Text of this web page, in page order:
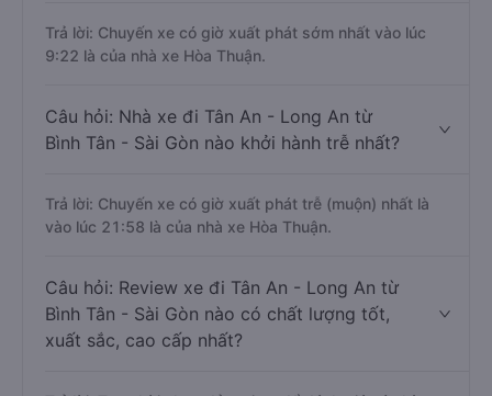
Trả lời: Chuyến xe có giờ xuất phát sớm nhất vào lúc
9:22 là của nhà xe Hòa Thuận.
Câu hỏi: Nhà xe đi Tân An - Long An từ
Bình Tân - Sài Gòn nào khởi hành trễ nhất?
Trả lời: Chuyến xe có giờ xuất phát trễ (muộn) nhất là
vào lúc 21:58 là của nhà xe Hòa Thuận.
Câu hỏi: Review xe đi Tân An - Long An từ
Bình Tân - Sài Gòn nào có chất lượng tốt,
xuất sắc, cao cấp nhất?